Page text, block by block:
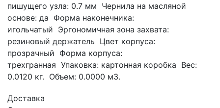
пишущего узла: 0.7 мм Чернила на масляной
основе: да Форма наконечника:
игольчатый Эргономичная зона захвата:
резиновый держатель Цвет корпуса:
прозрачный Форма корпуса:
трехгранная Упаковка: картонная коробка Вес:
0.0120 кг. Объем: 0.0000 м3.
Доставка